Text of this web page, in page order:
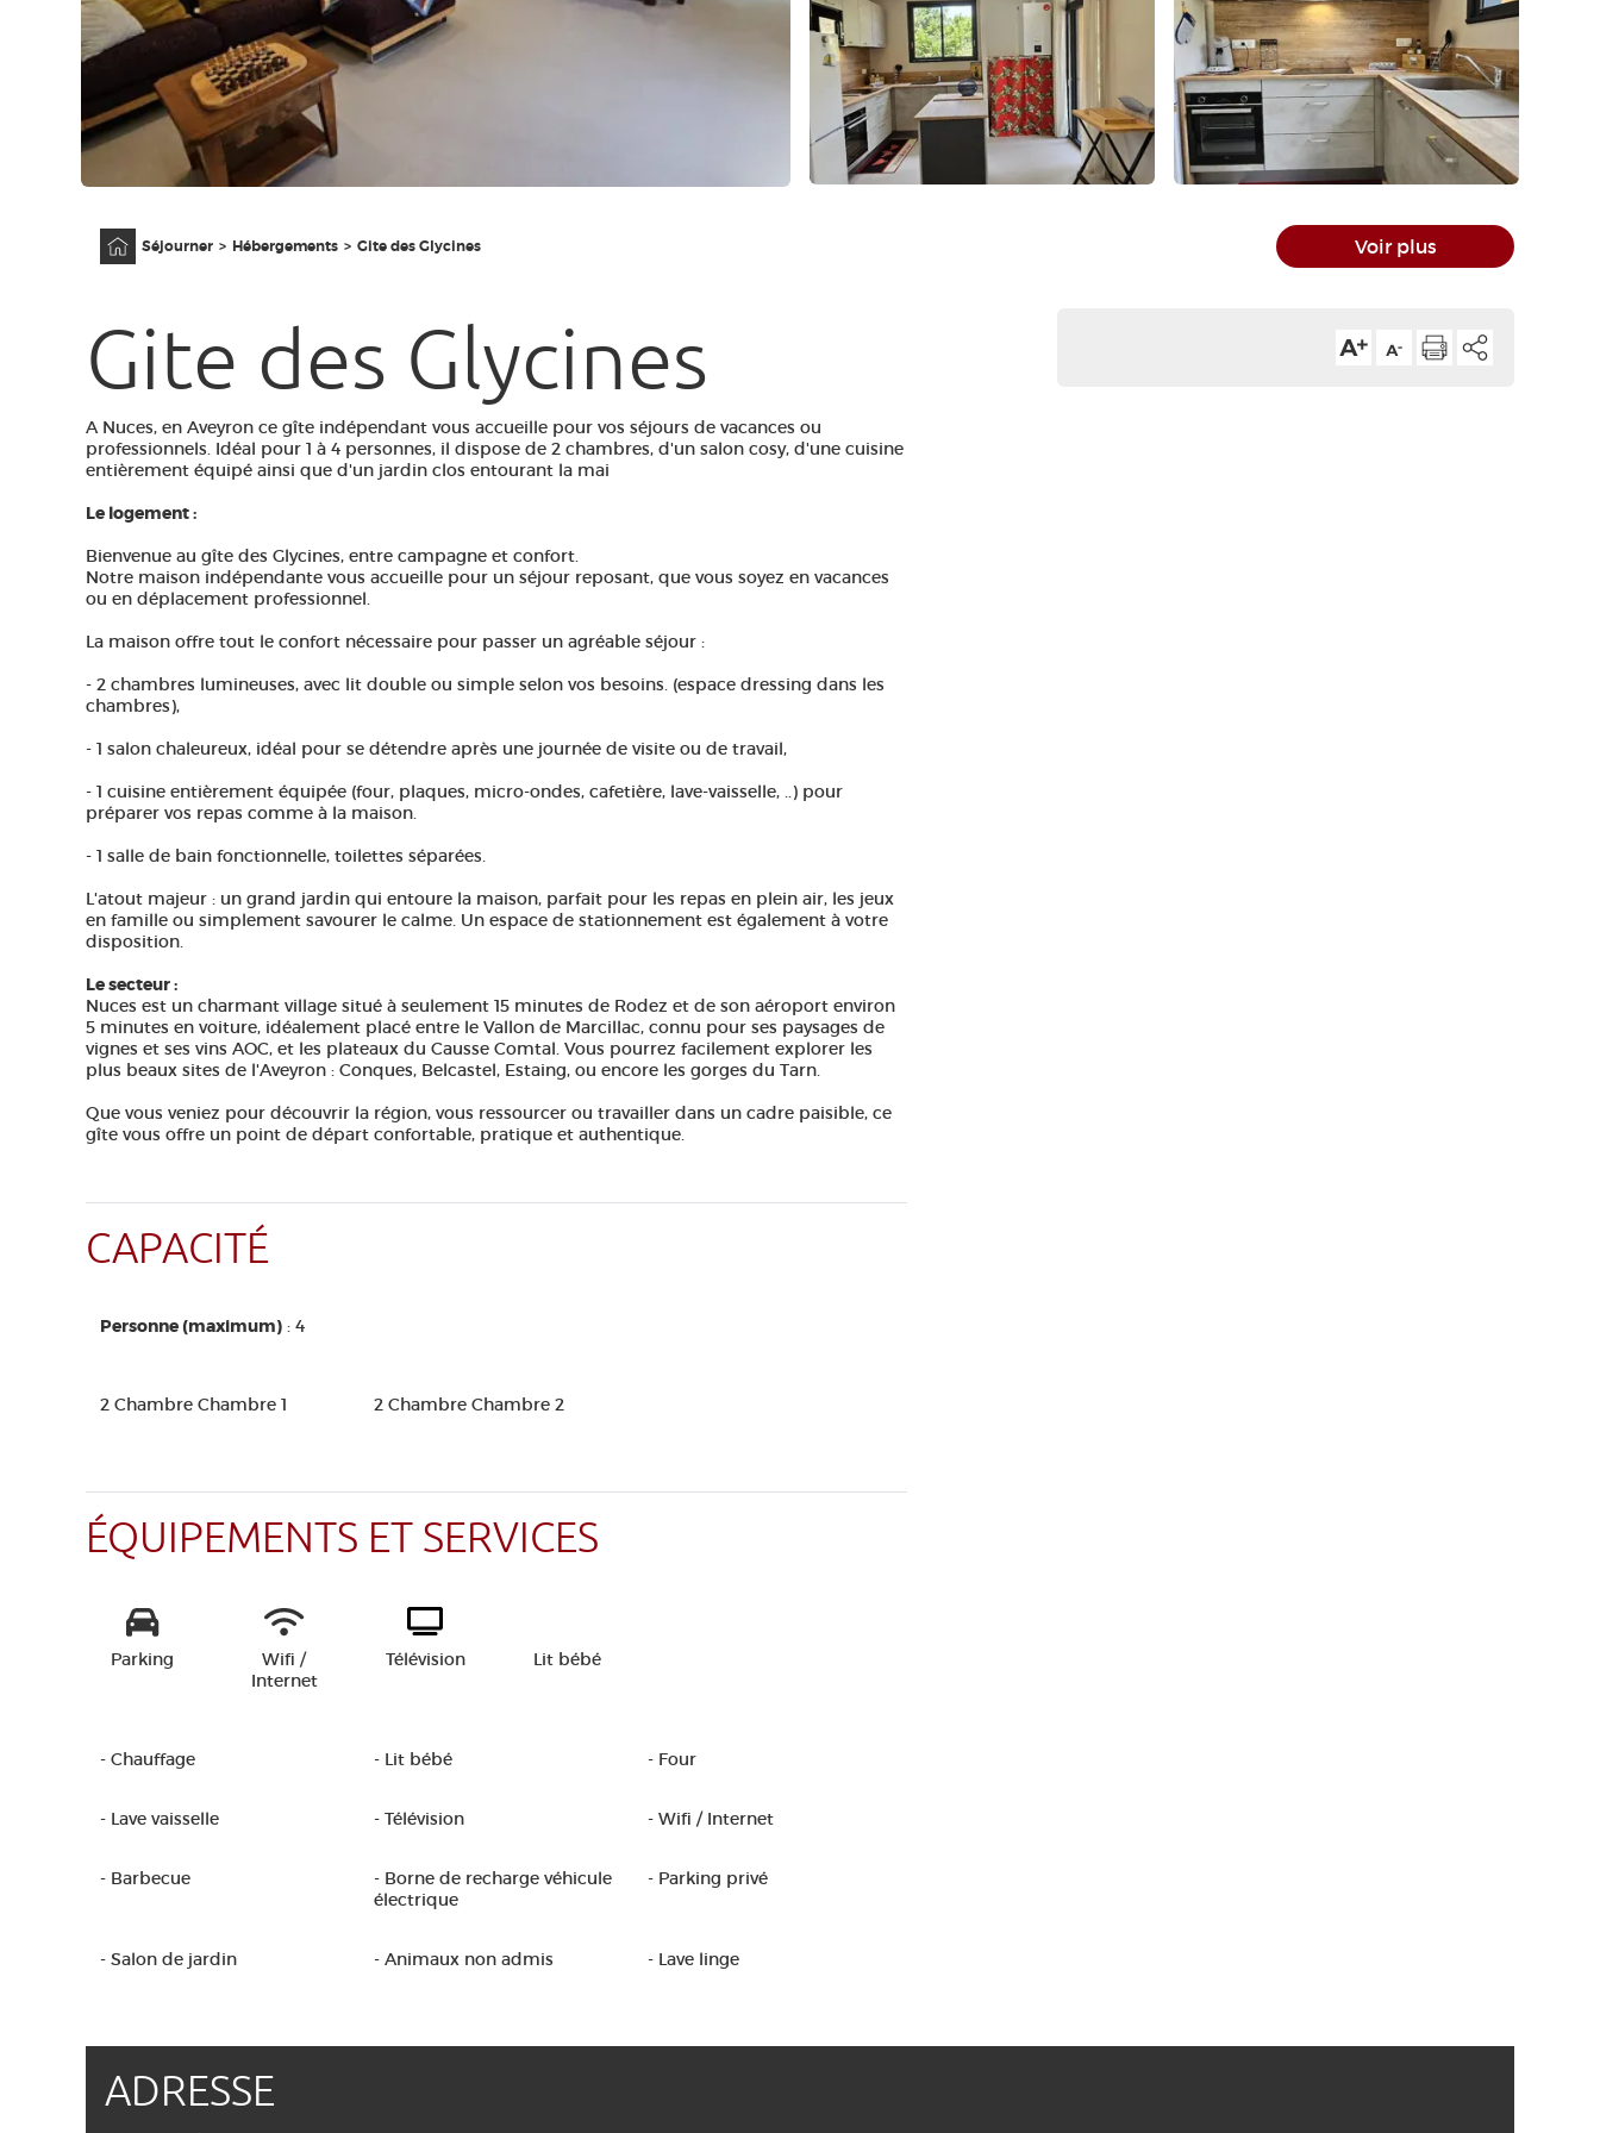
Séjourner Hébergements Gite des Glycines Voir plus
Gite des Glycines
A Nuces, en Aveyron ce gîte indépendant vous accueille pour vos séjours de vacances ou
professionnels. Idéal pour 1 à 4 personnes, il dispose de 2 chambres, d'un salon cosy, d'une cuisine
entièrement équipé ainsi que d'un jardin clos entourant la mai
Le logement :
Bienvenue au gîte des Glycines, entre campagne et confort.
Notre maison indépendante vous accueille pour un séjour reposant, que vous soyez en vacances
ou en déplacement professionnel.
La maison offre tout le confort nécessaire pour passer un agréable séjour :
- 2 chambres lumineuses, avec lit double ou simple selon vos besoins. (espace dressing dans les
chambres),
- 1 salon chaleureux, idéal pour se détendre après une journée de visite ou de travail,
- 1 cuisine entièrement équipée (four, plaques, micro-ondes, cafetière, lave-vaisselle, ..) pour
préparer vos repas comme à la maison.
- 1 salle de bain fonctionnelle, toilettes séparées.
L'atout majeur : un grand jardin qui entoure la maison, parfait pour les repas en plein air, les jeux
en famille ou simplement savourer le calme. Un espace de stationnement est également à votre
disposition.
Le secteur :
Nuces est un charmant village situé à seulement 15 minutes de Rodez et de son aéroport environ
5 minutes en voiture, idéalement placé entre le Vallon de Marcillac, connu pour ses paysages de
vignes et ses vins AOC, et les plateaux du Causse Comtal. Vous pourrez facilement explorer les
plus beaux sites de l'Aveyron : Conques, Belcastel, Estaing, ou encore les gorges du Tarn.
Que vous veniez pour découvrir la région, vous ressourcer ou travailler dans un cadre paisible, ce
gîte vous offre un point de départ confortable, pratique et authentique.
CAPACITÉ
Personne (maximum) : 4
2 Chambre Chambre 1 2 Chambre Chambre 2
ÉQUIPEMENTS ET SERVICES
Parking
Wifi /
Internet
Télévision Lit bébé
- Chauffage - Lit bébé - Four
- Lave vaisselle - Télévision - Wifi / Internet
- Barbecue
- Borne de recharge véhicule
électrique
- Parking privé
- Salon de jardin - Animaux non admis - Lave linge
ADRESSE